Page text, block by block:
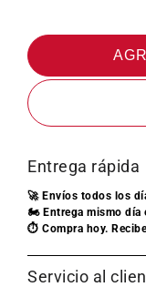
Entrega rápida
🚀 Envíos todos los
🏍️ Entrega mismo día
⏱️ Compra hoy.
Servicio al